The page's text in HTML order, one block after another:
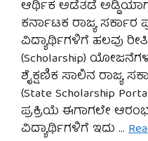
ಆರ್ಥಿಕ ಅಡೆತಡೆ
ಕರ್ನಾಟಕ ರಾಜ್ಯ
ವಿದ್ಯಾರ್ಥಿಗಳಿಗೆ ಹಲವು
(Scholarship)
ಶೈಕ್ಷಣಿಕ ಸಾಲಿನ ರಾಜ್ಯ
(State Scholarship
ಪ್ರಕ್ರಿಯೆ ಈಗಾಗಲೇ
ವಿದ್ಯಾರ್ಥಿಗಳಿಗೆ ಇದು …